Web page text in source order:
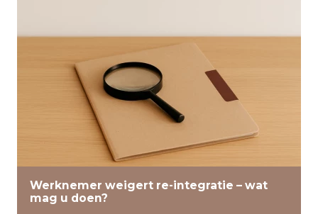
Lees verder
Werknemer weigert re-integratie – wat
mag u doen?